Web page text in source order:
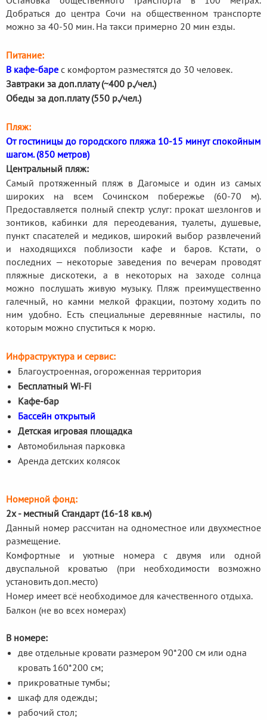
Добраться до центра Сочи на общественном транспорте
можно за 40-50 мин. На такси примерно 20 мин езды.
Питание:
В кафе-баре с комфортом разместятся до 30 человек.
Завтраки за доп.плату (~400 р./чел.)
Обеды за доп.плату (550 р./чел.)
Пляж:
От гостиницы до городского пляжа 10-15 минут спокойным
шагом. (850 метров)
Центральный пляж:
Самый протяженный пляж в Дагомысе и один из самых
широких на всем Сочинском побережье (60-70 м).
Предоставляется полный спектр услуг: прокат шезлонгов и
зонтиков, кабинки для переодевания, туалеты, душевые,
пункт спасателей и медиков, широкий выбор развлечений
и находящихся поблизости кафе и баров. Кстати, о
последних — некоторые заведения по вечерам проводят
пляжные дискотеки, а в некоторых на заходе солнца
можно послушать живую музыку. Пляж преимущественно
галечный, но камни мелкой фракции, поэтому ходить по
ним удобно. Есть специальные деревянные настилы, по
которым можно спуститься к морю.
Инфраструктура и сервис:
Благоустроенная, огороженная территория
Бесплатный Wi-Fi
Кафе-бар
Бассейн открытый
Детская игровая площадка
Автомобильная парковка
Аренда детских колясок
Номерной фонд:
2х - местный Стандарт (16-18 кв.м)
Данный номер рассчитан на одноместное или двухместное
размещение.
Комфортные и уютные номера c двумя или одной
двуспальной кроватью (при необходимости возможно
установить доп.место)
Номер имеет всё необходимое для качественного отдыха.
Балкон (не во всех номерах)
В номере:
две отдельные кровати размером 90*200 см или одна
кровать 160*200 см;
прикроватные тумбы;
шкаф для одежды;
рабочий стол;